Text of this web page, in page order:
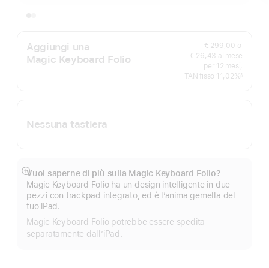
Aggiungi una
Magic Keyboard Folio
€ 299,00 o
€ 26,43 al mese
per 12 mesi,
TAN fisso 11,02% §
Nessuna tastiera
Vuoi saperne di più sulla Magic Keyboard Folio?
Magic Keyboard Folio ha un design intelligente in due
pezzi con trackpad integrato, ed è l’anima gemella del
tuo iPad.
Magic Keyboard Folio potrebbe essere spedita
separatamente dall’iPad.
Mostra
di
più